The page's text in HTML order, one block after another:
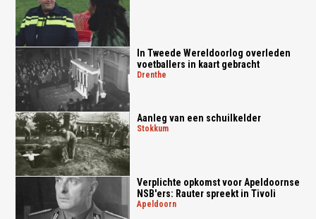
In Tweede Wereldoorlog overleden
voetballers in kaart gebracht
drenthe
Aanleg van een schuilkelder
stokkum
Verplichte opkomst voor Apeldoornse
NSB'ers: Rauter spreekt in Tivoli
apeldoorn